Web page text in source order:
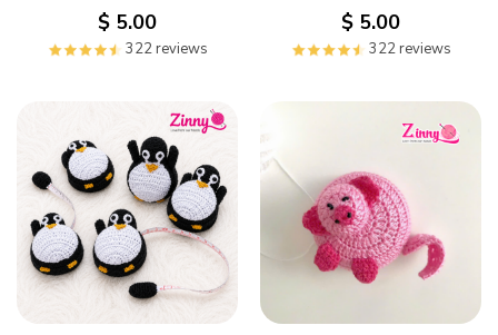
$ 5.00
322 reviews
$ 5.00
322 reviews